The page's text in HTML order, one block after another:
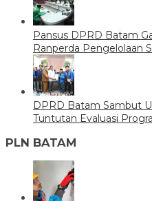
Pansus DPRD Batam
Ranperda Pengelolaan
DPRD Batam Sambut
Tuntutan Evaluasi
PLN BATAM